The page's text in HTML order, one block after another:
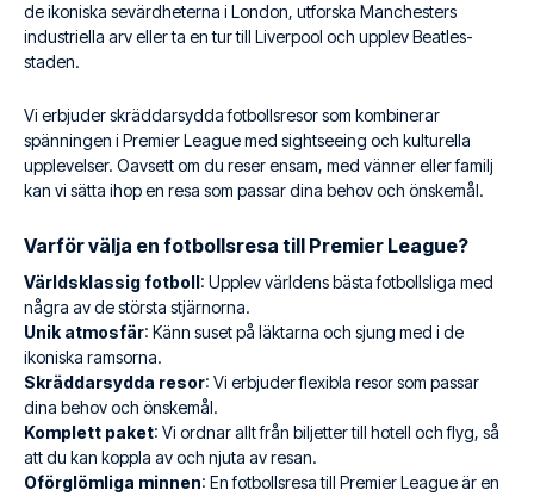
de ikoniska sevärdheterna i London, utforska Manchesters
industriella arv eller ta en tur till Liverpool och upplev Beatles-
staden.
Vi erbjuder skräddarsydda fotbollsresor som kombinerar
spänningen i Premier League med sightseeing och kulturella
upplevelser. Oavsett om du reser ensam, med vänner eller familj
kan vi sätta ihop en resa som passar dina behov och önskemål.
Varför välja en fotbollsresa till Premier League?
Världsklassig fotboll: Upplev världens bästa fotbollsliga med
några av de största stjärnorna.
Unik atmosfär: Känn suset på läktarna och sjung med i de
ikoniska ramsorna.
Skräddarsydda resor: Vi erbjuder flexibla resor som passar
dina behov och önskemål.
Komplett paket: Vi ordnar allt från biljetter till hotell och flyg, så
att du kan koppla av och njuta av resan.
Oförglömliga minnen: En fotbollsresa till Premier League är en